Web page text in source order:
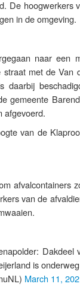
De
in de omgeving.
naar een
met de
daarbij
gemeente
afgevoerd.
van de
afvalcontainers
van de
is
March 11,